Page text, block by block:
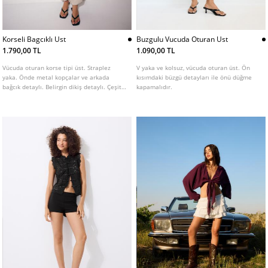
Korseli Bagcıklı Ust
1.790,00 TL
Vücuda oturan korse tipi üst. Straplez
yaka. Önde metal kopçalar ve arkada
bağcık detaylı. Belirgin dikiş detaylı. Çeşitli
Buzgulu Vucuda Oturan Ust
1.090,00 TL
V yaka ve kolsuz, vücuda oturan üst. Ön
kısımdaki büzgü detayları ile önü düğme
kapamalıdır.